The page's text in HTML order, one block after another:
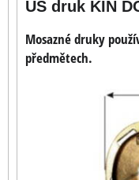
US druk KIN
Mosazné druky
předmětech.